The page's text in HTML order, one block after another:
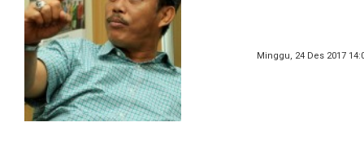
Minggu, 24 Des 2017